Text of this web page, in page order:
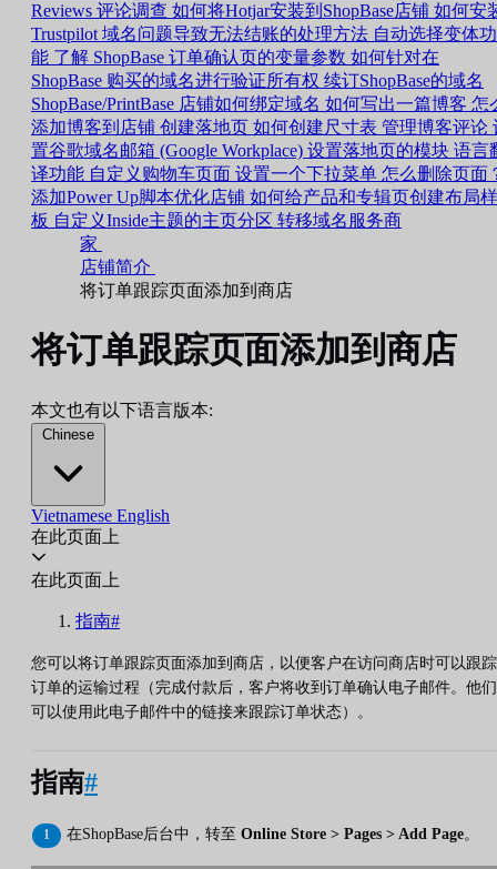
Reviews 评论调查 如何将Hotjar安装到ShopBase店铺 如何安
Trustpilot 域名问题导致无法结账的处理方法 自动选择变体功
能 了解 ShopBase 订单确认页的变量参数 如何针对在
ShopBase 购买的域名进行验证所有权 续订ShopBase的域名
ShopBase/PrintBase 店铺如何绑定域名 如何写出一篇博客 怎
添加博客到店铺 创建落地页 如何创建尺寸表 管理博客评论
置谷歌域名邮箱 (Google Workplace) 设置落地页的模块 语言
译功能 自定义购物车页面 设置一个下拉菜单 怎么删除页面
添加Power Up脚本优化店铺 如何给产品和专辑页创建布局样
板 自定义Inside主题的主页分区 转移域名服务商
家
店铺简介
将订单跟踪页面添加到商店
将订单跟踪页面添加到商店
本文也有以下语言版本:
Chinese
Vietnamese English
在此页面上
在此页面上
指南#
您可以将订单跟踪页面添加到商店，以便客户在访问商店时可以跟踪
订单的运输过程（完成付款后，客户将收到订单确认电子邮件。他们
可以使用此电子邮件中的链接来跟踪订单状态）。
指南#
在ShopBase后台中，转至 Online Store > Pages > Add Page。